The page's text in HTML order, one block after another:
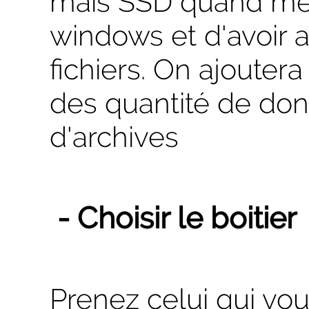
windows et d'avoir
fichiers. On
des quantité de
d'archives
- Choisir le boitier
Prenez celui qui